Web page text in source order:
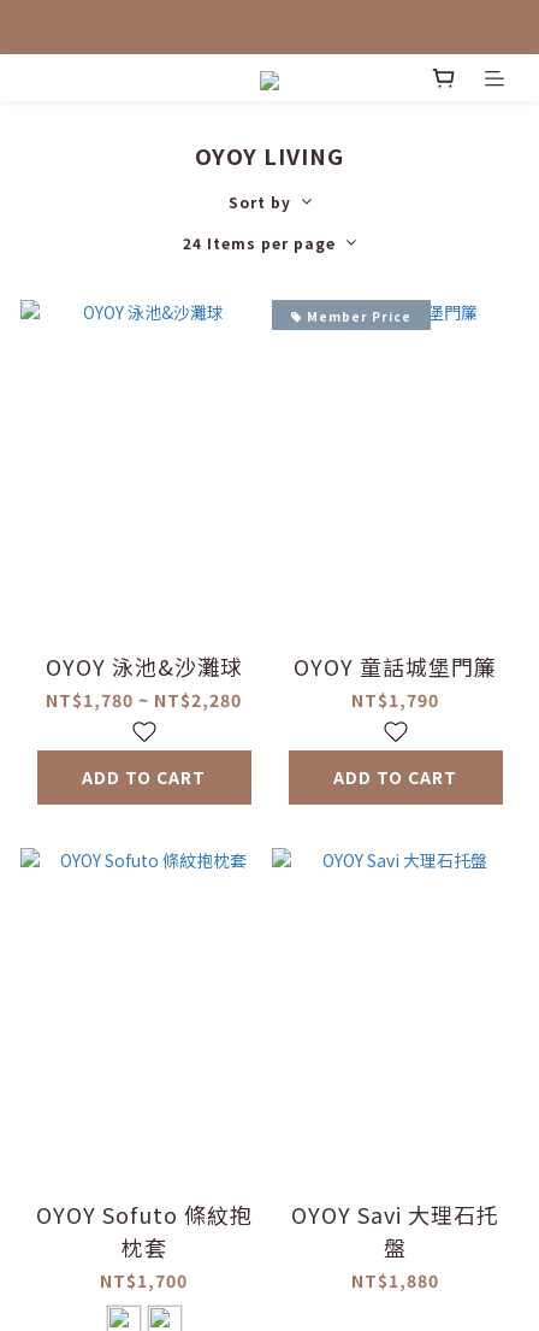
OYOY LIVING
Sort by
24 Items per page
OYOY 泳池&沙灘球
NT$1,780 ~ NT$2,280
ADD TO CART
Member Price
OYOY 童話城堡門簾
NT$1,790
ADD TO CART
OYOY Sofuto 條紋抱
枕套
NT$1,700
OYOY Savi 大理石托
盤
NT$1,880